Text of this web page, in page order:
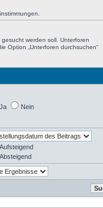
werden soll. Unterforen
Option „Unterforen durchsuchen“
Ja Nein
Aufsteigend
Absteigend